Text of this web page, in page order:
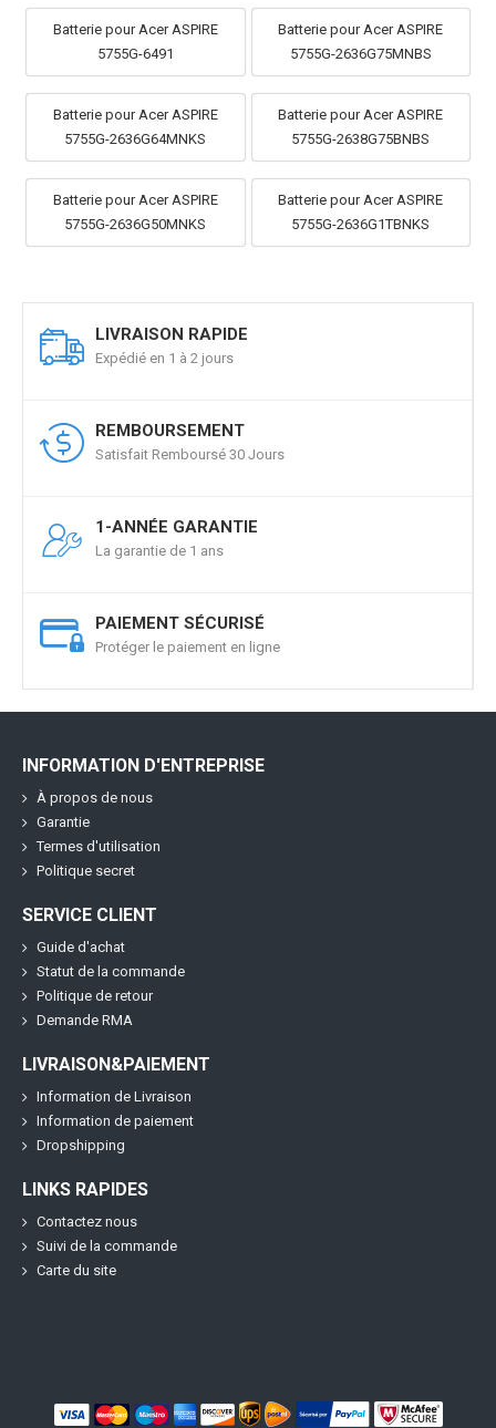
Batterie pour Acer ASPIRE
5755G-6491
Batterie pour Acer ASPIRE
5755G-2636G75MNBS
Batterie pour Acer ASPIRE
5755G-2636G64MNKS
Batterie pour Acer ASPIRE
5755G-2638G75BNBS
Batterie pour Acer ASPIRE
5755G-2636G50MNKS
Batterie pour Acer ASPIRE
5755G-2636G1TBNKS
LIVRAISON RAPIDE
Expédié en 1 à 2 jours
REMBOURSEMENT
Satisfait Remboursé 30 Jours
1-ANNÉE GARANTIE
La garantie de 1 ans
PAIEMENT SÉCURISÉ
Protéger le paiement en ligne
INFORMATION D'ENTREPRISE
À propos de nous
Garantie
Termes d'utilisation
Politique secret
SERVICE CLIENT
Guide d'achat
Statut de la commande
Politique de retour
Demande RMA
LIVRAISON&PAIEMENT
Information de Livraison
Information de paiement
Dropshipping
LINKS RAPIDES
Contactez nous
Suivi de la commande
Carte du site